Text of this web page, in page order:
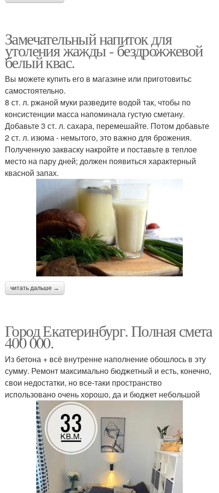
Замечательный напиток для
утоления жажды - бездрожжевой
белый квас.
Вы можете купить его в магазине или приготовитьс
самостоятельно.
8 ст. л. ржаной муки разведите водой так, чтобы по
консистенции масса напоминала густую сметану.
Добавьте 3 ст. л. сахара, перемешайте. Потом добавьте
2 ст. л. изюма - немытого, это важно для брожения.
Полученную закваску накройте и поставьте в теплое
место на пару дней; должен появиться характерный
квасной запах.
читать дальше →
Город Екатеринбург. Полная смета
400 000.
Из бетона + всё внутренне наполнение обошлось в эту
сумму. Ремонт максимально бюджетный и есть, конечно,
свои недостатки, но все-таки пространство
использовано очень хорошо, да и бюджет небольшой